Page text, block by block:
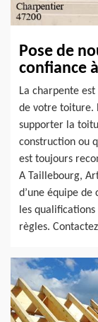
Pose de
confiance
La charpente
de votre toiture.
supporter la
construction ou
est toujours
A Taillebourg,
d’une équipe
les
règles.